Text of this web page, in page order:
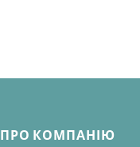
ПРО КОМПАНІЮ